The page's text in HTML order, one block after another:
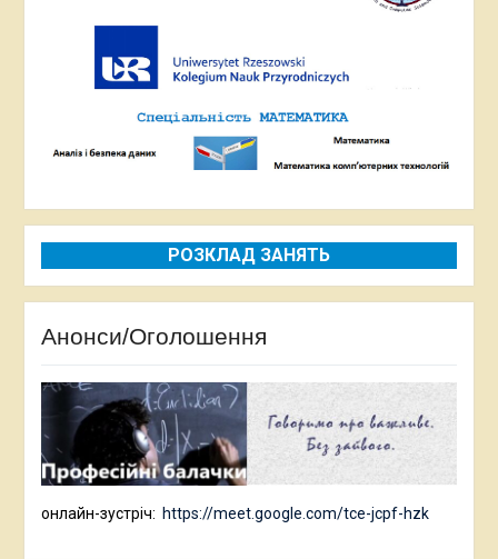
РОЗКЛАД ЗАНЯТЬ
Анонси/Оголошення
онлайн-зустріч: https://meet.google.com/tce-jcpf-hzk